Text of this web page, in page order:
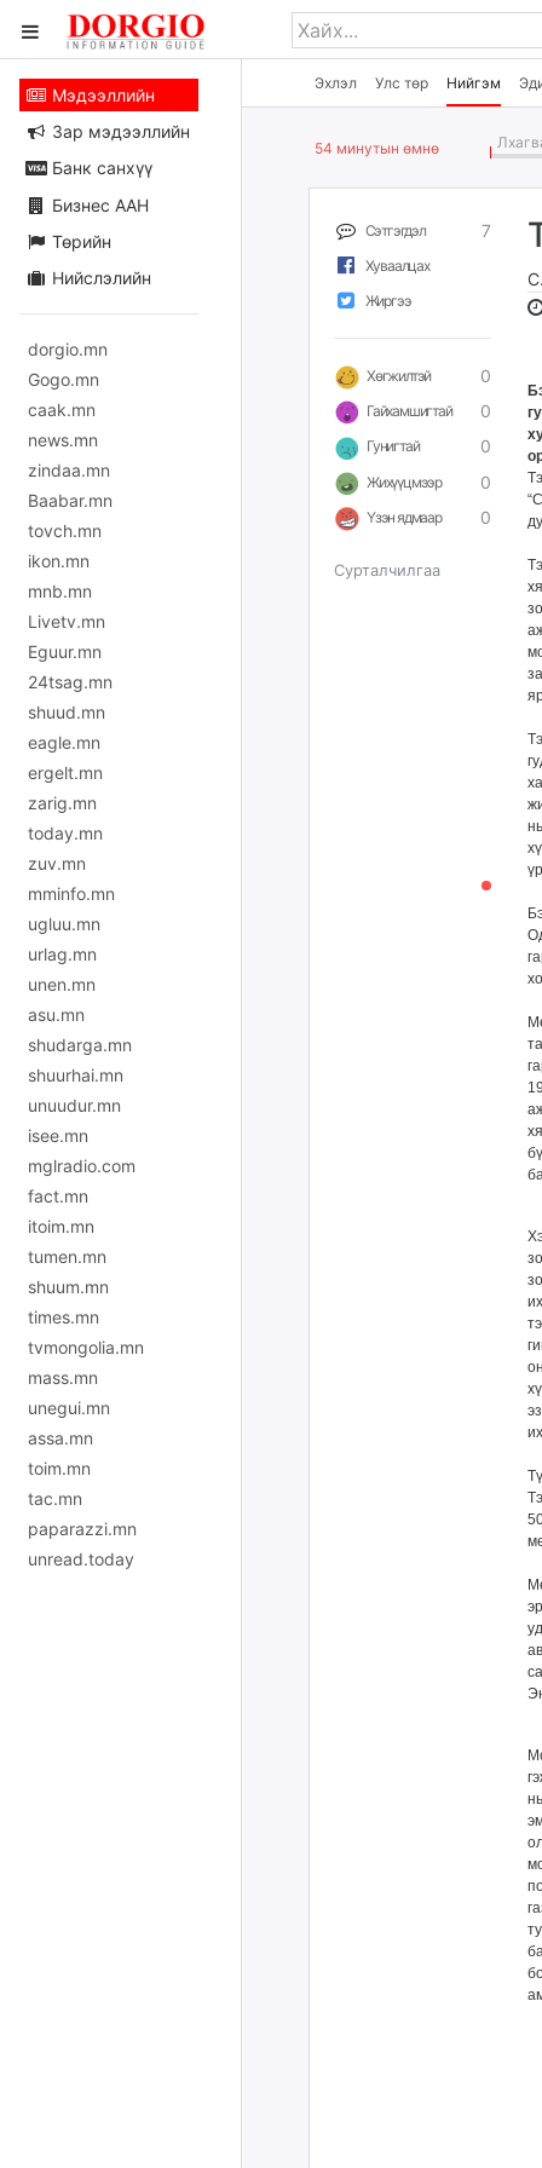
Эхлэл Улс төр Нийгэм
Мэдээллийн
Зар мэдээллийн
Банк санхүү
Бизнес ААН
Төрийн
Нийслэлийн
dorgio.mn
Gogo.mn
caak.mn
news.mn
zindaa.mn
Baabar.mn
tovch.mn
ikon.mn
mnb.mn
Livetv.mn
Eguur.mn
24tsag.mn
shuud.mn
eagle.mn
ergelt.mn
zarig.mn
today.mn
zuv.mn
mminfo.mn
ugluu.mn
urlag.mn
unen.mn
asu.mn
shudarga.mn
shuurhai.mn
unuudur.mn
isee.mn
mglradio.com
fact.mn
itoim.mn
tumen.mn
shuum.mn
times.mn
tvmongolia.mn
mass.mn
unegui.mn
assa.mn
toim.mn
tac.mn
paparazzi.mn
unread.today
54 минутын өмнө
Сэтгэгдэл 7
Хуваалцах
Жиргээ
Хөгжилтэй 0
Гайхамшигтай 0
Гунигтай 0
Жихүүцмээр 0
Үзэн ядмаар 0
Сурталчилгаа